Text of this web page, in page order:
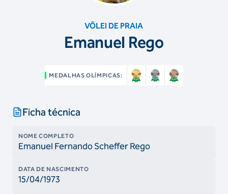
VÔLEI DE PRAIA
Emanuel Rego
MEDALHAS OLÍMPICAS:
Ficha técnica
NOME COMPLETO
Emanuel Fernando Scheffer Rego
DATA DE NASCIMENTO
15/04/1973